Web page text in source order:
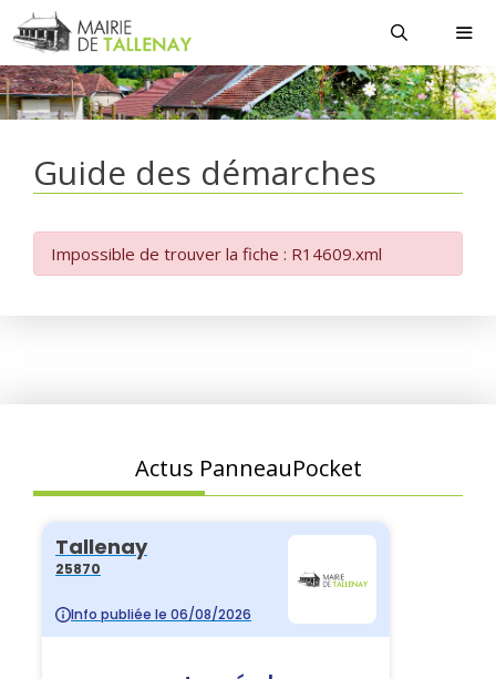
Aller
au
contenu
Guide des démarches
Impossible de trouver la fiche : R14609.xml
Actus PanneauPocket